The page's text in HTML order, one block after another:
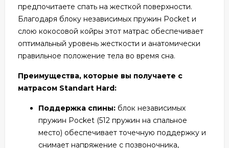
предпочитаете спать на жесткой поверхности.
Благодаря блоку независимых пружин Pocket и
слою кокосовой койры этот матрас обеспечивает
оптимальный уровень жесткости и анатомически
правильное положение тела во время сна.
Преимущества, которые вы получаете с
матрасом Standart Hard:
Поддержка спины: блок независимых
пружин Pocket (512 пружин на спальное
место) обеспечивает точечную поддержку и
снимает напряжение с позвоночника,